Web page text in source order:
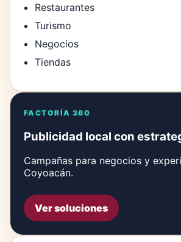
Restaurantes
Turismo
Negocios
Tiendas
FACTORÍA 360
Publicidad local con
Campañas para negocios y
Coyoacán.
Ver soluciones